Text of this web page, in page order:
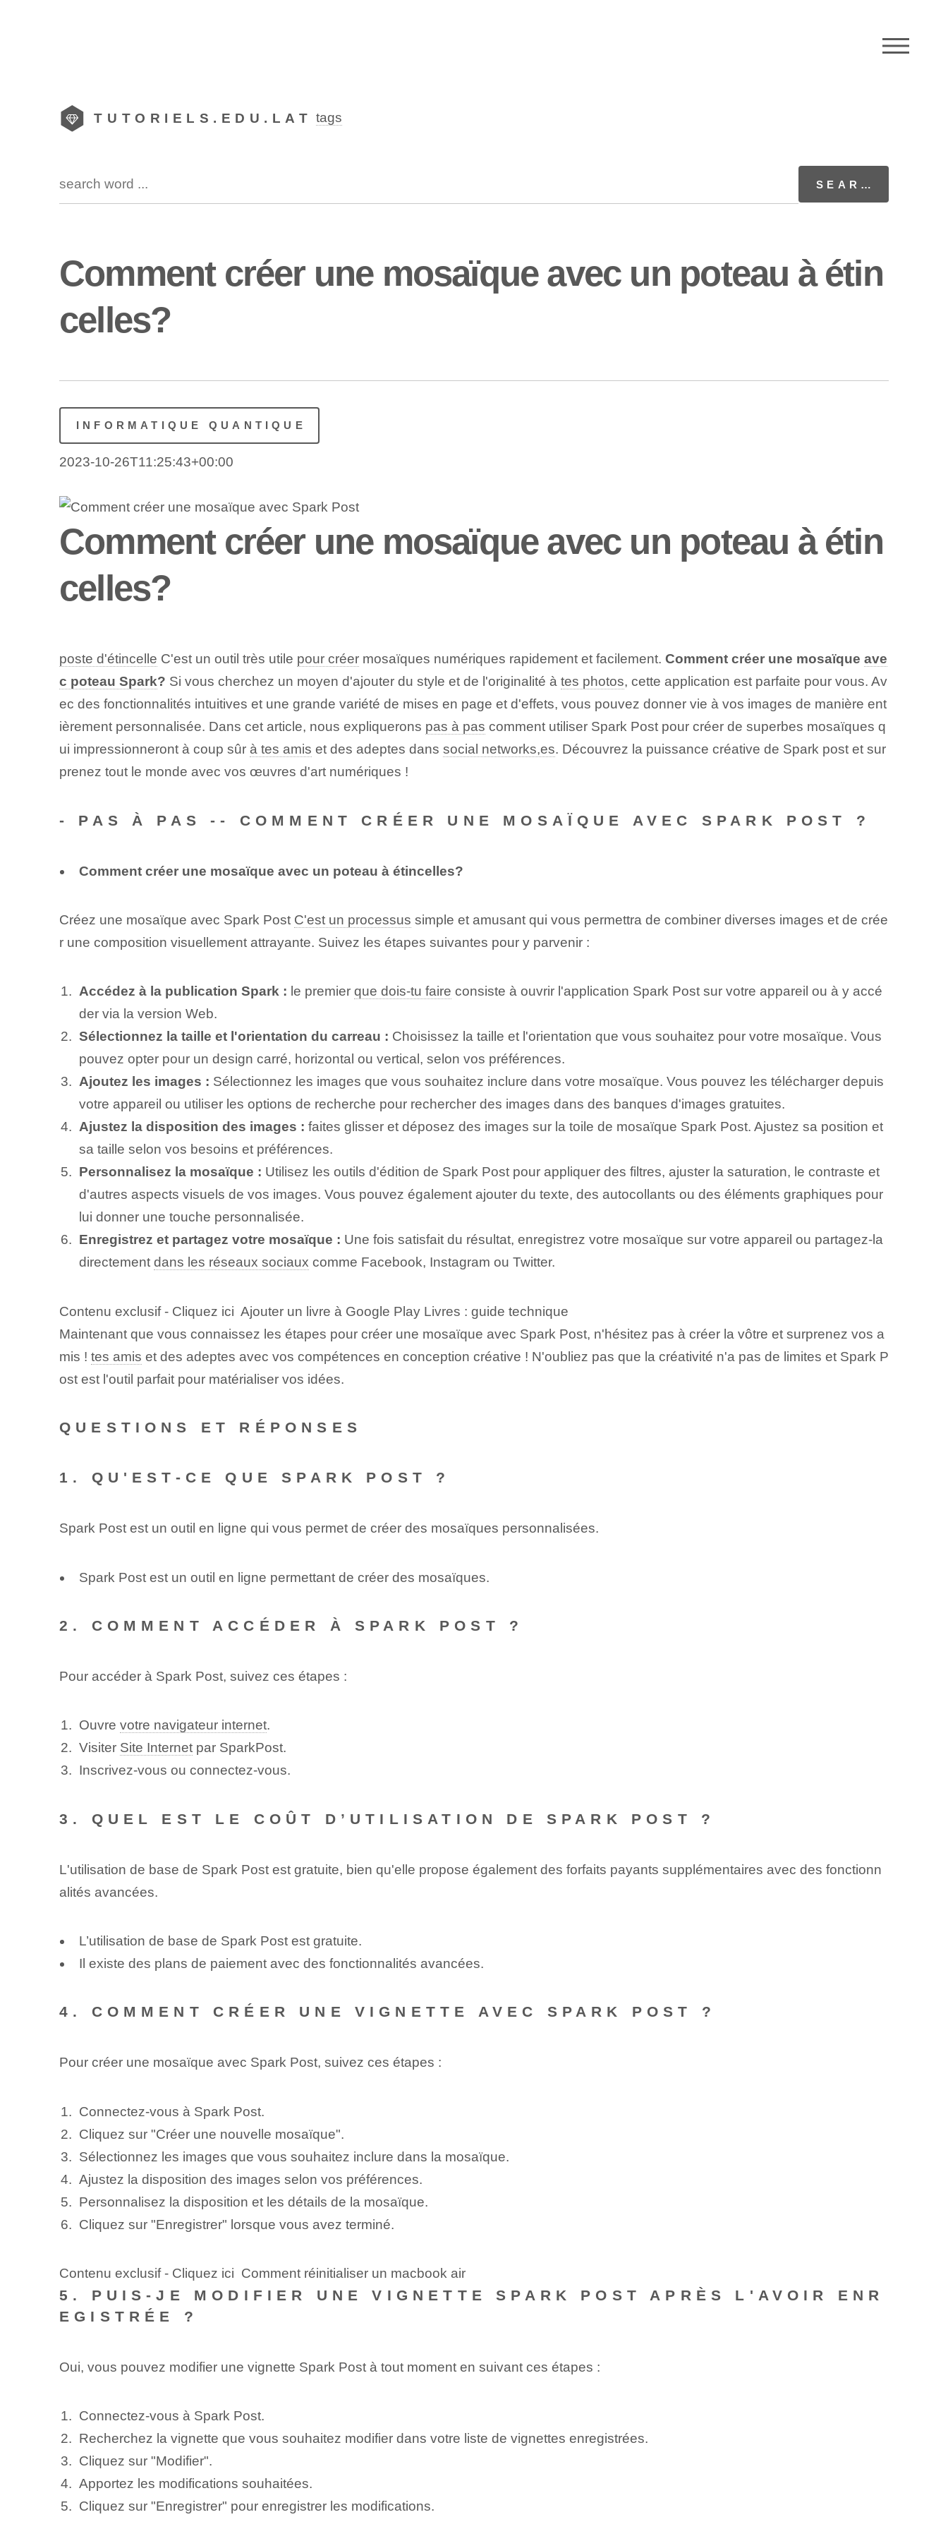
TUTORIELS.EDU.LAT tags
Comment créer une mosaïque avec un poteau à étin
celles?
INFORMATIQUE QUANTIQUE
2023-10-26T11:25:43+00:00
Comment créer une mosaïque avec un poteau à étin
celles?
poste d'étincelle C'est un outil très utile pour créermosaïques numériques rapidement et facilement. Comment créer une mosaïque ave
c poteau Spark? Si vous cherchez un moyen d'ajouter du style et de l'originalité à tes photos, cette application est parfaite pour vous. Av
ec des fonctionnalités intuitives et une grande variété de mises en page et d'effets, vous pouvez donner vie à vos images de manière ent
ièrement personnalisée. Dans cet article, nous expliquerons pas à pas comment utiliser Spark Post pour créer de superbes mosaïques q
ui impressionneront à coup sûr à tes amis et des adeptes dans social networks,es. Découvrez la puissance créative de Spark post et sur
prenez tout le monde avec vos œuvres d'art numériques !
- PAS À PAS -- COMMENT CRÉER UNE MOSAÏQUE AVEC SPARK POST ?
Comment créer une mosaïque avec un poteau à étincelles?
Créez une mosaïque avec Spark Post C'est un processus simple et amusant qui vous permettra de combiner diverses images et de crée
r une composition visuellement attrayante. Suivez les étapes suivantes pour y parvenir :
Accédez à la publication Spark : le premier que dois-tu faire consiste à ouvrir l'application Spark Post sur votre appareil ou à y accé
der via la version Web.
Sélectionnez la taille et l'orientation du carreau : Choisissez la taille et l'orientation que vous souhaitez pour votre mosaïque. Vous
pouvez opter pour un design carré, horizontal ou vertical, selon vos préférences.
Ajoutez les images : Sélectionnez les images que vous souhaitez inclure dans votre mosaïque. Vous pouvez les télécharger depuis
votre appareil ou utiliser les options de recherche pour rechercher des images dans des banques d'images gratuites.
Ajustez la disposition des images : faites glisser et déposez des images sur la toile de mosaïque Spark Post. Ajustez sa position et
sa taille selon vos besoins et préférences.
Personnalisez la mosaïque : Utilisez les outils d'édition de Spark Post pour appliquer des filtres, ajuster la saturation, le contraste et
d'autres aspects visuels de vos images. Vous pouvez également ajouter du texte, des autocollants ou des éléments graphiques pour
lui donner une touche personnalisée.
Enregistrez et partagez votre mosaïque : Une fois satisfait du résultat, enregistrez votre mosaïque sur votre appareil ou partagez-la
directement dans les réseaux sociaux comme Facebook, Instagram ou Twitter.
Contenu exclusif - Cliquez ici Ajouter un livre à Google Play Livres : guide technique
Maintenant que vous connaissez les étapes pour créer une mosaïque avec Spark Post, n'hésitez pas à créer la vôtre et surprenez vos a
mis ! tes amis et des adeptes avec vos compétences en conception créative ! N'oubliez pas que la créativité n'a pas de limites et Spark P
ost est l'outil parfait pour matérialiser vos idées.
QUESTIONS ET RÉPONSES
1. QU'EST-CE QUE SPARK POST ?
Spark Post est un outil en ligne qui vous permet de créer des mosaïques personnalisées.
Spark Post est un outil en ligne permettant de créer des mosaïques.
2. COMMENT ACCÉDER À SPARK POST ?
Pour accéder à Spark Post, suivez ces étapes :
Ouvre votre navigateur internet.
Visiter Site Internetpar SparkPost.
Inscrivez-vous ou connectez-vous.
3. QUEL EST LE COÛT D’UTILISATION DE SPARK POST ?
L'utilisation de base de Spark Post est gratuite, bien qu'elle propose également des forfaits payants supplémentaires avec des fonctionn
alités avancées.
L’utilisation de base de Spark Post est gratuite.
Il existe des plans de paiement avec des fonctionnalités avancées.
4. COMMENT CRÉER UNE VIGNETTE AVEC SPARK POST ?
Pour créer une mosaïque avec Spark Post, suivez ces étapes :
Connectez-vous à Spark Post.
Cliquez sur "Créer une nouvelle mosaïque".
Sélectionnez les images que vous souhaitez inclure dans la mosaïque.
Ajustez la disposition des images selon vos préférences.
Personnalisez la disposition et les détails de la mosaïque.
Cliquez sur "Enregistrer" lorsque vous avez terminé.
Contenu exclusif - Cliquez ici Comment réinitialiser un macbook air
5. PUIS-JE MODIFIER UNE VIGNETTE SPARK POST APRÈS L'AVOIR ENR
EGISTRÉE ?
Oui, vous pouvez modifier une vignette Spark Post à tout moment en suivant ces étapes :
Connectez-vous à Spark Post.
Recherchez la vignette que vous souhaitez modifier dans votre liste de vignettes enregistrées.
Cliquez sur "Modifier".
Apportez les modifications souhaitées.
Cliquez sur "Enregistrer" pour enregistrer les modifications.